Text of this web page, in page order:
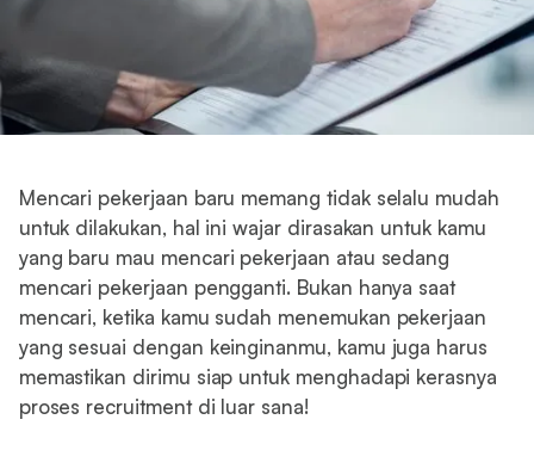
Mencari pekerjaan baru memang tidak selalu mudah
untuk dilakukan, hal ini wajar dirasakan untuk kamu
yang baru mau mencari pekerjaan atau sedang
mencari pekerjaan pengganti. Bukan hanya saat
mencari, ketika kamu sudah menemukan pekerjaan
yang sesuai dengan keinginanmu, kamu juga harus
memastikan dirimu siap untuk menghadapi kerasnya
proses recruitment di luar sana!